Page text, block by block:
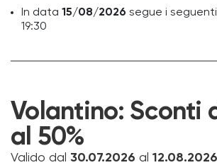
In data 15/08/2026 segue i
19:30
Volantino: Sconti
al 50%
Valido dal 30.07.2026 al 12.08.2026